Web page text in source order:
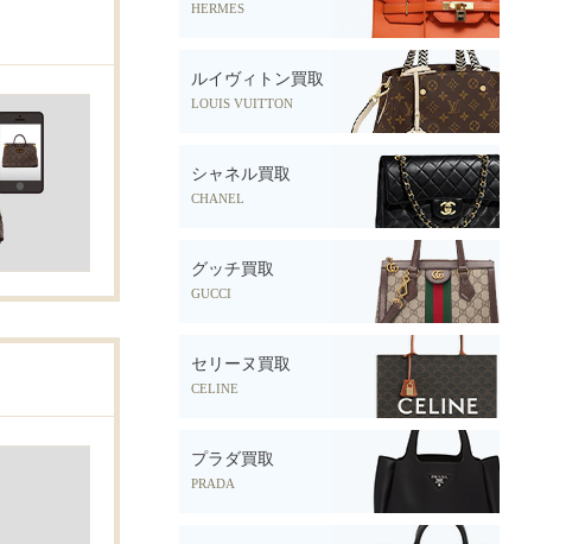
HERMES
ルイヴィトン買取
LOUIS VUITTON
シャネル買取
CHANEL
グッチ買取
GUCCI
セリーヌ買取
CELINE
プラダ買取
PRADA